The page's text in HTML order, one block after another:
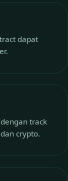
dapat
track
crypto.